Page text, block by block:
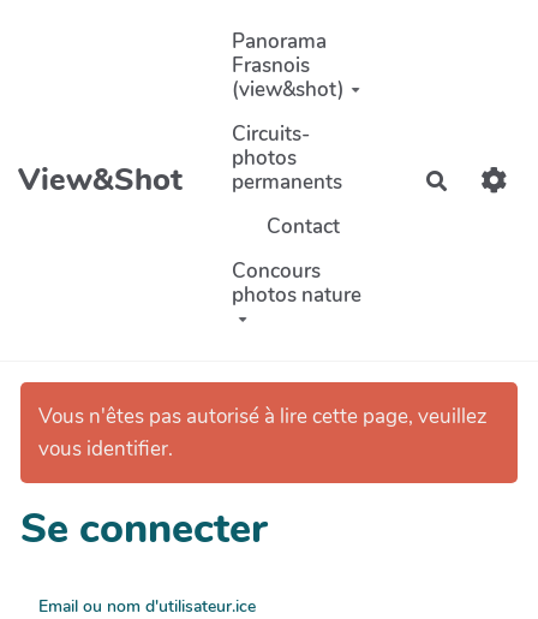
Aller au contenu principal
View&Shot
Panorama
Frasnois
(view&shot)
Circuits-
photos
permanents
Contact
Concours
photos nature
Vous n'êtes pas autorisé à lire cette page, veuillez
vous identifier.
Se connecter
Email ou nom d'utilisateur.ice